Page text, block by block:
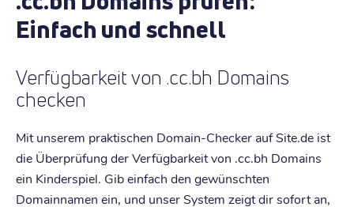
Einfach und schnell
Verfügbarkeit von .cc.bh Domains
checken
Mit unserem praktischen Domain-Checker auf Site.de ist
die Überprüfung der Verfügbarkeit von .cc.bh Domains
ein Kinderspiel. Gib einfach den gewünschten
Domainnamen ein, und unser System zeigt dir sofort an,